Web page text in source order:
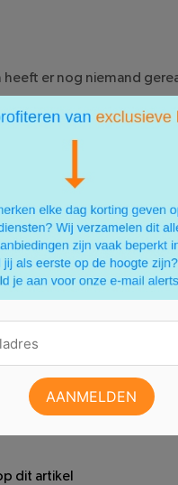
heeft er nog niemand
Er zijn nog geen reacties.
mening en reageer als
dit artikel